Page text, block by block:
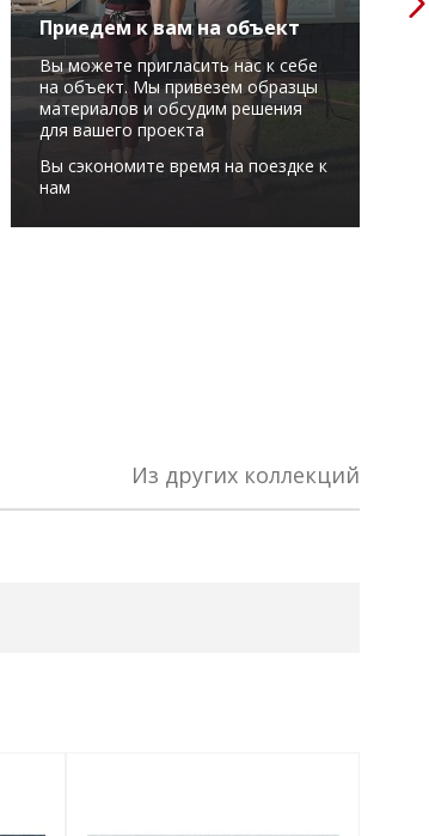
Приедем к вам на объект
Вы можете пригласить нас к себе
на объект. Мы привезем образцы
материалов и обсудим решения
для вашего проекта
Вы сэкономите время на поездке к
нам
Из других коллекций